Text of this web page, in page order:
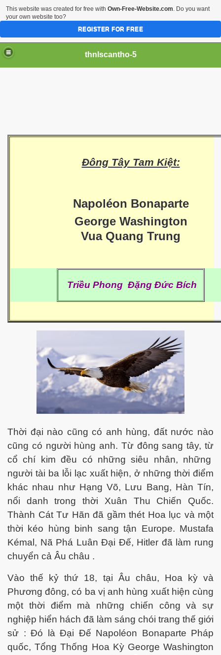
thnlscantho-5
Đông Tây Tam Kiệt:
Napoléon Bonaparte
George Washington
Vua Quang Trung
Triều Phong Đặng Đức Bích
Thời đại nào cũng có anh hùng, đất nước nào
cũng có người hùng anh. Từ đông sang tây, từ
cổ chí kim đều có những siêu nhân, những
người tài ba lỗi lạc xuất hiện, ở những thời điểm
khác nhau như Hạng Võ, Lưu Bang, Hàn Tín,
nổi danh trong thời Xuân Thu Chiến Quốc.
Thành Cát Tư Hãn đã gầm thét Hoa lục và một
thời kéo hùng binh sang tận Europe. Mustafa
Kémal, Nã Phá Luân Đại Đế, Hitler đã làm rung
chuyển cả Âu châu .
Vào thế kỷ thứ 18, tại Âu châu, Hoa kỳ và
Phương đông, có ba vị anh hùng xuất hiện cùng
một thời điểm mà những chiến công và sự
nghiệp hiển hách đã làm sáng chói trang thế giới
sử : Đó là Đại Đế Napoléon Bonaparte Pháp
quốc, Tổng Thống Hoa Kỳ George Washington
This website was created for free with Own-Free-Website.com. Do you want
your own website too?
REGISTER FOR FREE